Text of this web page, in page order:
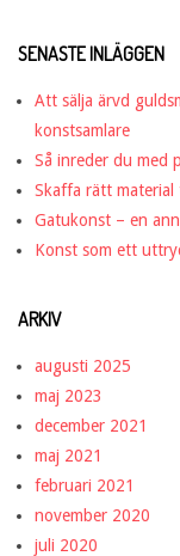
SENASTE INLÄGGEN
Att sälja ärvd
konstsamlare
Så inreder du med
Skaffa rätt
Gatukonst – en
Konst som ett
ARKIV
augusti 2025
maj 2023
december 2021
maj 2021
februari 2021
november 2020
juli 2020